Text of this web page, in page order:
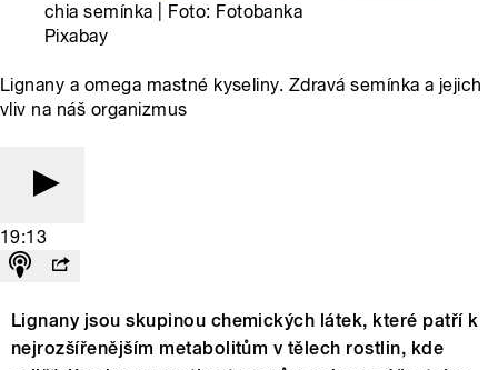
chia semínka | Foto: Fotobanka
Pixabay
Lignany a omega mastné kyseliny. Zdravá semínka a jejich
vliv na náš organizmus
19:13
Lignany jsou skupinou chemických látek, které patří k
nejrozšířenějším metabolitům v tělech rostlin, kde